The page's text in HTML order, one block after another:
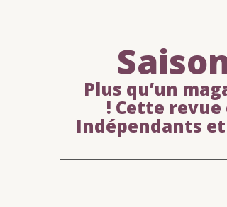
Plus qu’un
! Cette revue
Indépendants